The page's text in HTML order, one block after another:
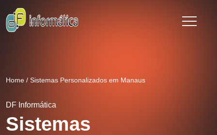
Home / Sistemas Personalizados em Manaus
DF Informática
Sistemas